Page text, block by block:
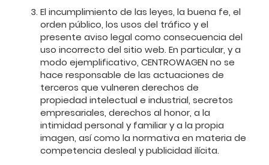
El incumplimiento de las leyes, la buena fe, el
orden público, los usos del tráfico y el
presente aviso legal como consecuencia del
uso incorrecto del sitio web. En particular, y a
modo ejemplificativo, CENTROWAGEN no se
hace responsable de las actuaciones de
terceros que vulneren derechos de
propiedad intelectual e industrial, secretos
empresariales, derechos al honor, a la
intimidad personal y familiar y a la propia
imagen, así como la normativa en materia de
competencia desleal y publicidad ilícita.